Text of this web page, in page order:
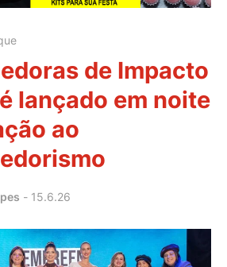
de Impacto
lançado em noite
ao
- 15.6.26